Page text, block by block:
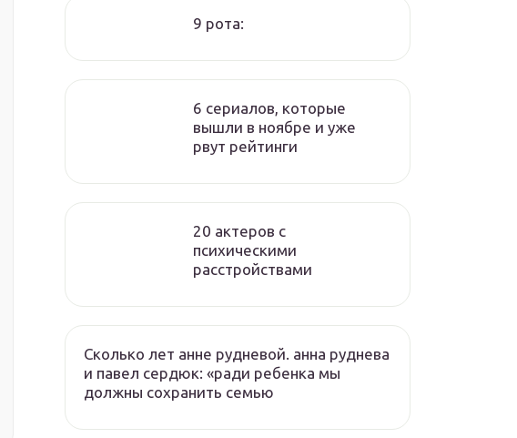
9 рота:
6 сериалов, которые
вышли в ноябре и уже
рвут рейтинги
20 актеров с
психическими
расстройствами
Сколько лет анне рудневой. анна руднева
и павел сердюк: «ради ребенка мы
должны сохранить семью